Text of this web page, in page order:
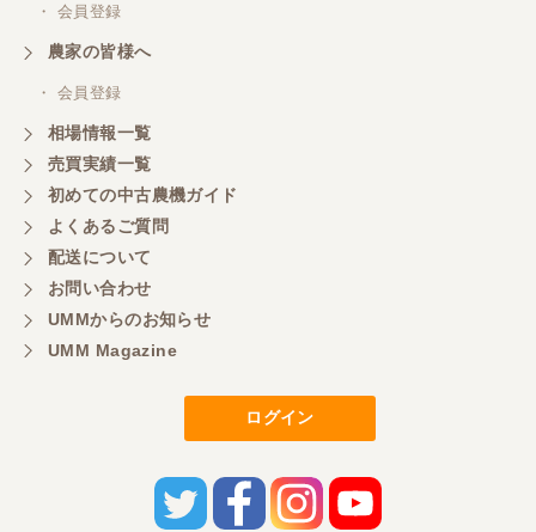
・ 会員登録
農家の皆様へ
・ 会員登録
相場情報一覧
売買実績一覧
初めての中古農機ガイド
よくあるご質問
配送について
お問い合わせ
UMMからのお知らせ
UMM Magazine
ログイン